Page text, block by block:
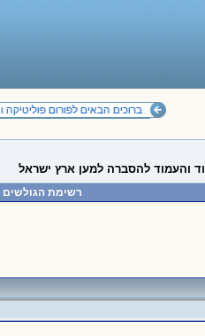
ברוכים הבאים לפורום
והעמוד להסברה למען ארץ ישראל
רשימת הגולשים